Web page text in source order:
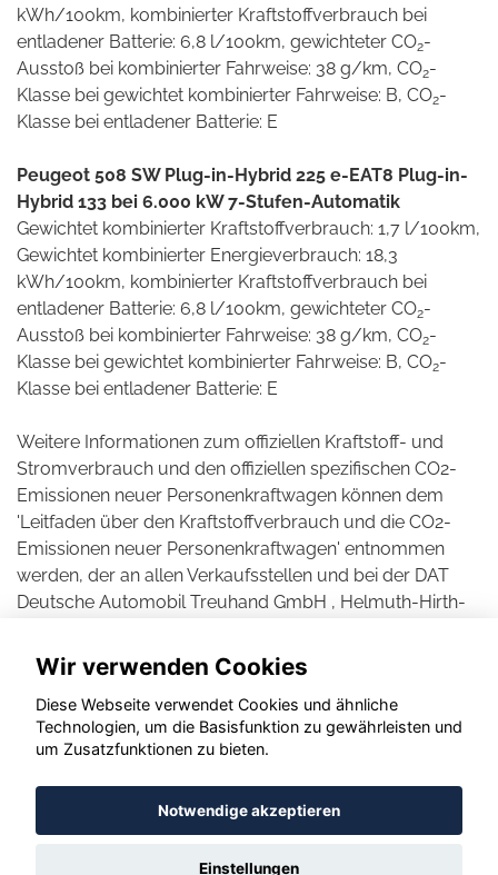
kWh/100km, kombinierter Kraftstoffverbrauch bei
entladener Batterie: 6,8 l/100km, gewichteter CO2-
Ausstoß bei kombinierter Fahrweise: 38 g/km, CO2-
Klasse bei gewichtet kombinierter Fahrweise: B, CO2-
Klasse bei entladener Batterie: E
Peugeot 508 SW Plug-in-Hybrid 225 e-EAT8 Plug-in-
Hybrid 133 bei 6.000 kW 7-Stufen-Automatik
Gewichtet kombinierter Kraftstoffverbrauch: 1,7 l/100km,
Gewichtet kombinierter Energieverbrauch: 18,3
kWh/100km, kombinierter Kraftstoffverbrauch bei
entladener Batterie: 6,8 l/100km, gewichteter CO2-
Ausstoß bei kombinierter Fahrweise: 38 g/km, CO2-
Klasse bei gewichtet kombinierter Fahrweise: B, CO2-
Klasse bei entladener Batterie: E
Weitere Informationen zum offiziellen Kraftstoff- und
Stromverbrauch und den offiziellen spezifischen CO2-
Emissionen neuer Personenkraftwagen können dem
'Leitfaden über den Kraftstoffverbrauch und die CO2-
Emissionen neuer Personenkraftwagen' entnommen
werden, der an allen Verkaufsstellen und bei der DAT
Deutsche Automobil Treuhand GmbH , Helmuth-Hirth-
© konjunkturmotor.de GmbH 2020 - 2026
Wir verwenden Cookies
Diese Webseite verwendet Cookies und ähnliche
Technologien, um die Basisfunktion zu gewährleisten und
um Zusatzfunktionen zu bieten.
Notwendige akzeptieren
Einstellungen